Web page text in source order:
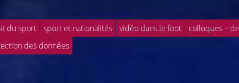
du sport sport et nationalités vidéo dans le foot colloques –
des données